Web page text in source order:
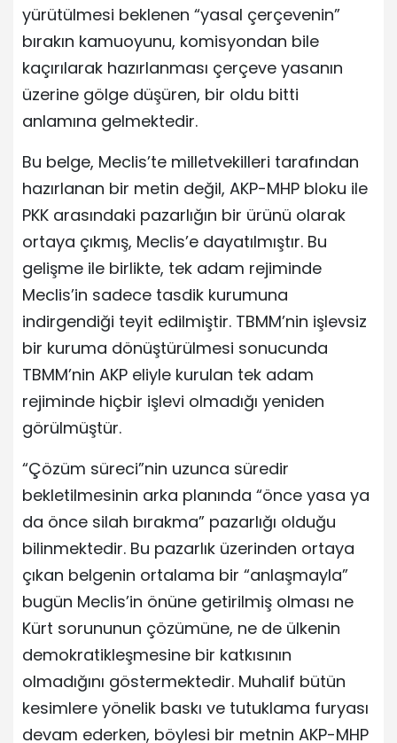
yürütülmesi beklenen “yasal çerçevenin”
bırakın kamuoyunu, komisyondan bile
kaçırılarak hazırlanması çerçeve yasanın
üzerine gölge düşüren, bir oldu bitti
anlamına gelmektedir.
Bu belge, Meclis’te milletvekilleri tarafından
hazırlanan bir metin değil, AKP-MHP bloku ile
PKK arasındaki pazarlığın bir ürünü olarak
ortaya çıkmış, Meclis’e dayatılmıştır. Bu
gelişme ile birlikte, tek adam rejiminde
Meclis’in sadece tasdik kurumuna
indirgendiği teyit edilmiştir. TBMM’nin işlevsiz
bir kuruma dönüştürülmesi sonucunda
TBMM’nin AKP eliyle kurulan tek adam
rejiminde hiçbir işlevi olmadığı yeniden
görülmüştür.
“Çözüm süreci”nin uzunca süredir
bekletilmesinin arka planında “önce yasa ya
da önce silah bırakma” pazarlığı olduğu
bilinmektedir. Bu pazarlık üzerinden ortaya
çıkan belgenin ortalama bir “anlaşmayla”
bugün Meclis’in önüne getirilmiş olması ne
Kürt sorununun çözümüne, ne de ülkenin
demokratikleşmesine bir katkısının
olmadığını göstermektedir. Muhalif bütün
kesimlere yönelik baskı ve tutuklama furyası
devam ederken, böylesi bir metnin AKP-MHP